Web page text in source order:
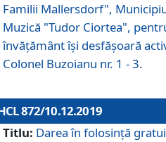
Familii Mallersdorf",
Muzică "Tudor Ciortea",
învățământ îşi desfăşoară
Colonel Buzoianu nr. 1 - 3.
872/10.12.2019
Titlu: Darea în folosinţă